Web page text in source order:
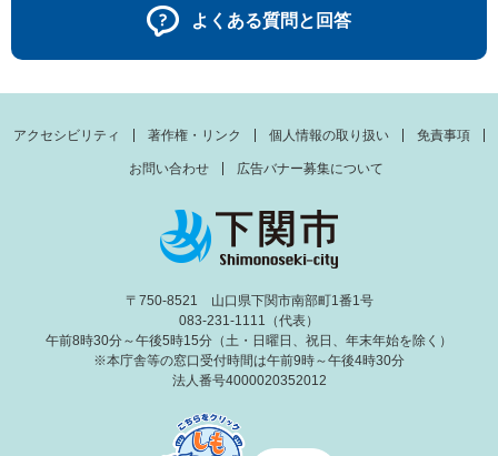
よくある質問と回答
アクセシビリティ 著作権・リンク 個人情報の取り扱い 免責事項
お問い合わせ 広告バナー募集について
〒750-8521 山口県下関市南部町1番1号
083-231-1111（代表）
午前8時30分～午後5時15分（土・日曜日、祝日、年末年始を除く）
※本庁舎等の窓口受付時間は午前9時～午後4時30分
法人番号4000020352012